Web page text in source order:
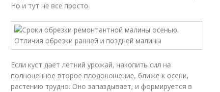
Но и тут не все просто.
Если куст дает летний урожай, накопить сил на
полноценное второе плодоношение, ближе к осени,
растению трудно. Оно запаздывает, и формируется в